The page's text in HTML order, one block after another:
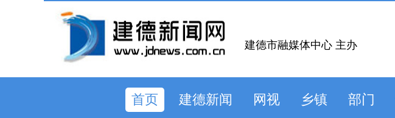
建德市融媒体中心 主办
首页 建德新闻 网视 乡镇 部门